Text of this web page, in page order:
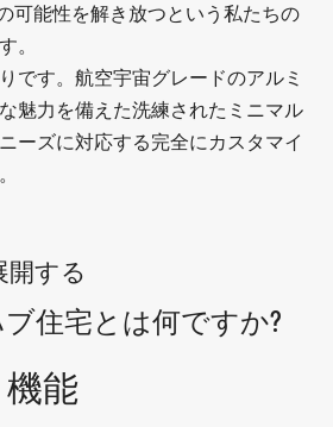
の可能性を解き放つという私たちの
。
です。航空宇宙グレードのアルミ
魅力を備えた洗練されたミニマル
ーズに対応する完全にカスタマイ
開する
住宅とは何ですか?
能